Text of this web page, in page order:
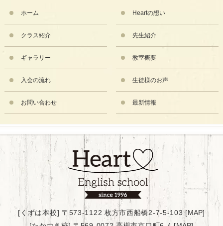
ホーム Heartの想い
クラス紹介 先生紹介
ギャラリー 教室概要
入会の流れ 生徒様のお声
お問い合わせ 最新情報
[くずは本校] 〒573-1122 枚方市西船橋2-7-5-103 [MAP]